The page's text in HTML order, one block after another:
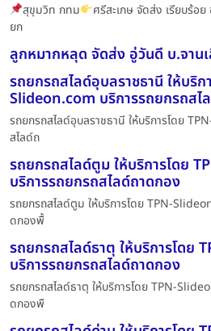
สุขุมวิท กทม
ศรีสะเกษ จัดส่ง เรียบร้อ
ยก
ลูกหมากหลุด จัดส่ง อู่วันดี บ.จาน
รถยกรถสไลด์อุบลราชธานี ให้บริก
Slideon.com บริการรถยกรถสไ
รถยกรถสไลด์อุบลราชธานี ให้บริการโดย
สไลด์ถ
รถยกรถสไลด์ตูม ให้บริการโดย
บริการรถยกรถสไลด์ถาดกอง
รถยกรถสไลด์ตูม ให้บริการโดย TPN-
ดกองพื้
รถยกรถสไลด์ธาตุ ให้บริการโดย
บริการรถยกรถสไลด์ถาดกอง
รถยกรถสไลด์ธาตุ ให้บริการโดย TPN-
ดกองพื